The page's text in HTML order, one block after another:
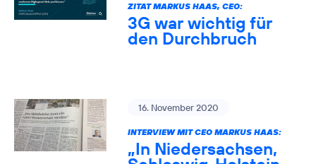
ZITAT MARKUS HAAS, CEO:
3G war wichtig für
den Durchbruch
16. November 2020
INTERVIEW MIT CEO MARKUS HAAS:
„In Niedersachsen,